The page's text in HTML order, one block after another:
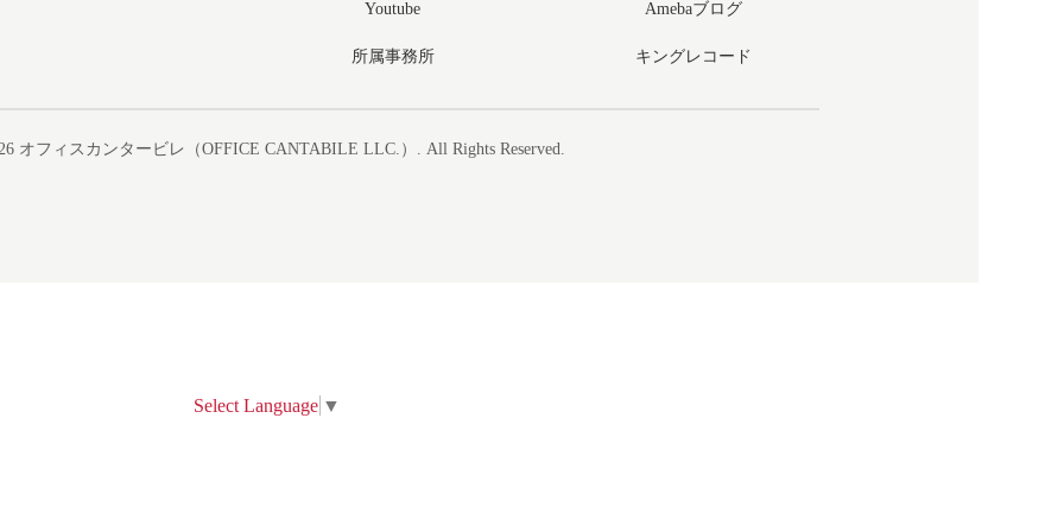
Select Language ▼
Youtube Amebaブログ
所属事務所 キングレコード
オフィスカンタービレ（OFFICE CANTABILE LLC.） . All Rights Reserved.